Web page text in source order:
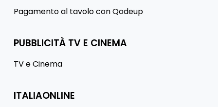
Pagamento al tavolo con Qodeup
PUBBLICITÀ TV E CINEMA
TV e Cinema
ITALIAONLINE